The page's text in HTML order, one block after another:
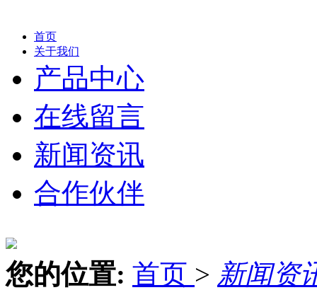
首页
关于我们
产品中心
在线留言
新闻资讯
合作伙伴
您的位置: 首页 > 新闻资